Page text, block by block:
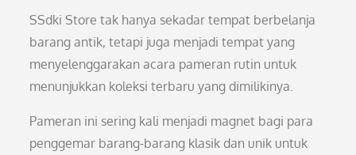
SSdki Store tak hanya sekadar tempat berbelanja
barang antik, tetapi juga menjadi tempat yang
menyelenggarakan acara pameran rutin untuk
menunjukkan koleksi terbaru yang dimilikinya.
Pameran ini sering kali menjadi magnet bagi para
penggemar barang-barang klasik dan unik untuk